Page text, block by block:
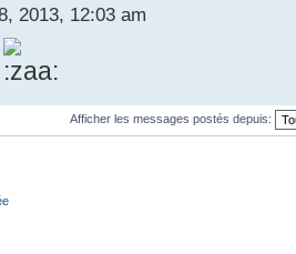
2013, 12:03 am
Afficher les messages postés depuis: